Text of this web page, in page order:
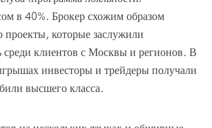
в 40%. Брокер схожим образом
проекты, которые заслужили
среди клиентов с Москвы и регионов. В
инвесторы и трейдеры получали
высшего класса.